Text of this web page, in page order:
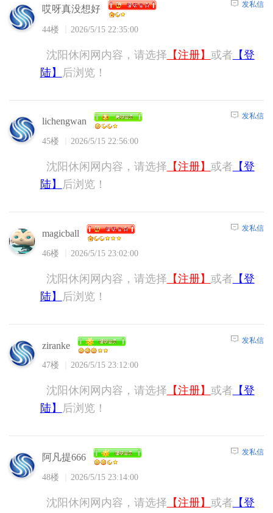
哎呀真没想好
44楼 2026/5/15 22:35:00
发私信
沈阳休闲网内容，请选择 【注册】 或者 【登
陆】
后浏览！
lichengwan
45楼 2026/5/15 22:56:00
发私信
沈阳休闲网内容，请选择 【注册】 或者 【登
陆】
后浏览！
magicball
46楼 2026/5/15 23:02:00
发私信
沈阳休闲网内容，请选择 【注册】 或者 【登
陆】
后浏览！
ziranke
47楼 2026/5/15 23:12:00
发私信
沈阳休闲网内容，请选择 【注册】 或者 【登
陆】
后浏览！
阿凡提666
48楼 2026/5/15 23:14:00
发私信
沈阳休闲网内容，请选择 【注册】 或者 【登